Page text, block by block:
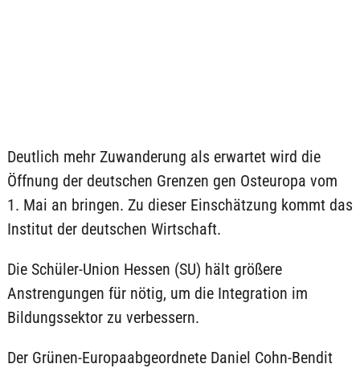
Deutlich mehr Zuwanderung als erwartet wird die
Öffnung der deutschen Grenzen gen Osteuropa vom
1. Mai an bringen. Zu dieser Einschätzung kommt das
Institut der deutschen Wirtschaft.
Die Schüler-Union Hessen (SU) hält größere
Anstrengungen für nötig, um die Integration im
Bildungssektor zu verbessern.
Der Grünen-Europaabgeordnete Daniel Cohn-Bendit